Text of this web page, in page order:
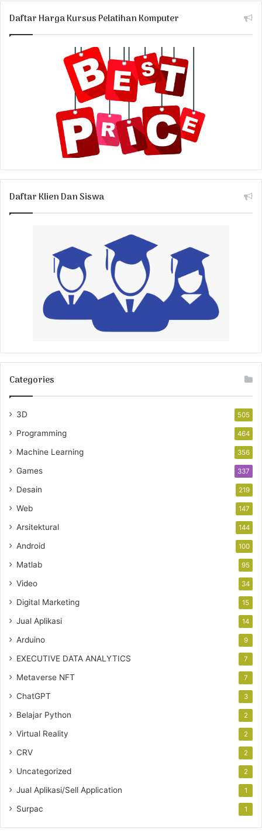
Daftar Harga Kursus Pelatihan Komputer
Daftar Klien Dan Siswa
Categories
3D 505
Programming 464
Machine Learning 356
Games 337
Desain 219
Web 147
Arsitektural 144
Android 100
Matlab 95
Video 34
Digital Marketing 15
Jual Aplikasi 14
Arduino 9
EXECUTIVE DATA ANALYTICS 7
Metaverse NFT 7
ChatGPT 3
Belajar Python 2
Virtual Reality 2
CRV 2
Uncategorized 2
Jual Aplikasi/Sell Application 1
Surpac 1